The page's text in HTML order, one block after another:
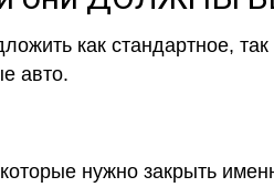
как стандартное,
авто.
нужно закрыть